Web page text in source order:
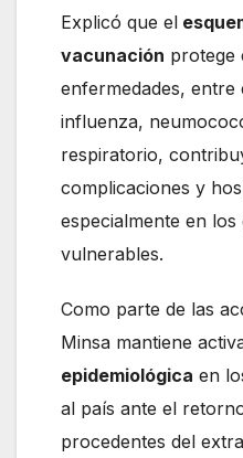
Explicó que el
vacunación protege
enfermedades, entre
influenza,
respiratorio,
complicaciones y
especialmente en los
vulnerables.
Como parte de las
Minsa mantiene
epidemiológica en
al país ante el
procedentes del